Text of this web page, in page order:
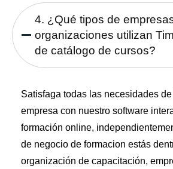
4. ¿Qué tipos de
organizaciones utilizan
de catálogo de cursos?
Satisfaga todas las necesidades
empresa con nuestro software
formación online,
de negocio de formacion estás
organización de capacitación,